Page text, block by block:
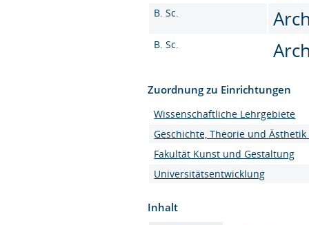
B. Sc.
B. Sc.
Zuordnung zu Einrichtungen
Wissenschaftliche Lehrgebiete
Geschichte, Theorie und
Fakultät Kunst und Gestaltung
Universitätsentwicklung
Inhalt